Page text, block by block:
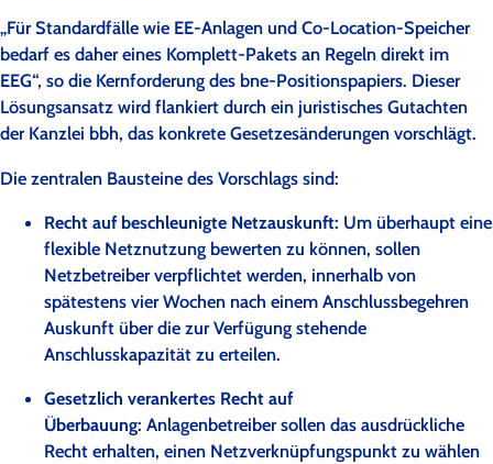
„Für Standardfälle wie EE-Anlagen und Co-Location-Speicher
bedarf es daher eines Komplett-Pakets an Regeln direkt im
EEG“, so die Kernforderung des bne-Positionspapiers. Dieser
Lösungsansatz wird flankiert durch ein juristisches Gutachten
der Kanzlei bbh, das konkrete Gesetzesänderungen vorschlägt.
Die zentralen Bausteine des Vorschlags sind:
Recht auf beschleunigte Netzauskunft: Um überhaupt eine
flexible Netznutzung bewerten zu können, sollen
Netzbetreiber verpflichtet werden, innerhalb von
spätestens vier Wochen nach einem Anschlussbegehren
Auskunft über die zur Verfügung stehende
Anschlusskapazität zu erteilen.
Gesetzlich verankertes Recht auf
Überbauung: Anlagenbetreiber sollen das ausdrückliche
Recht erhalten, einen Netzverknüpfungspunkt zu wählen